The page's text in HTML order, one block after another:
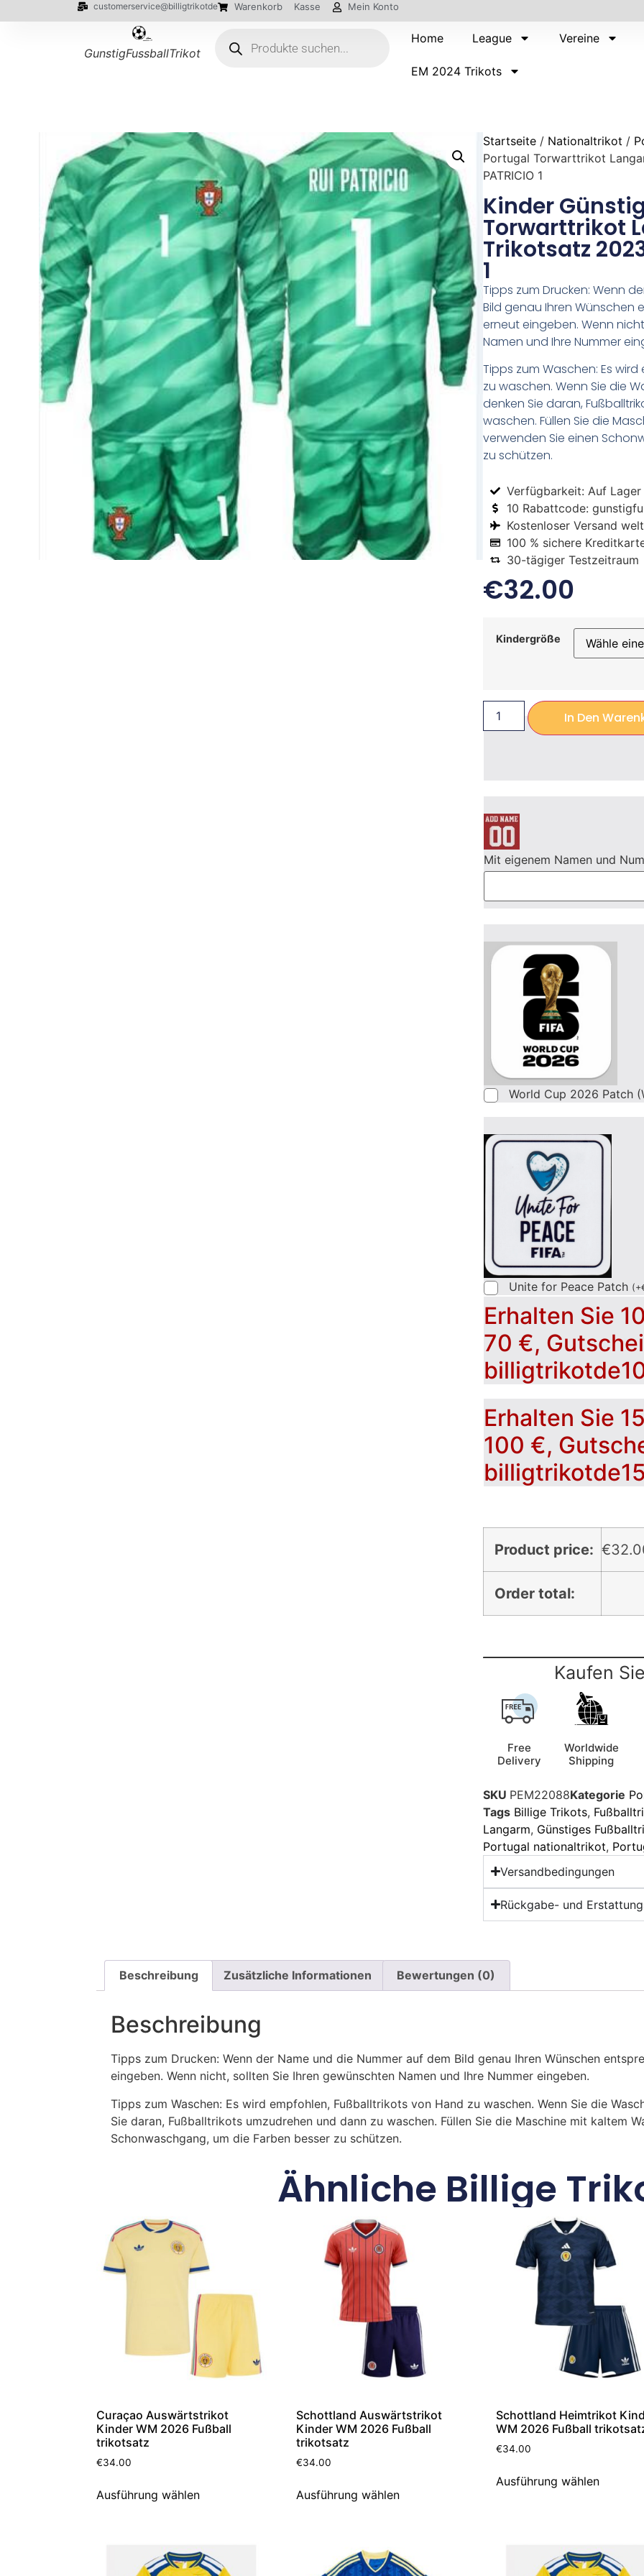
customerservice@billigtrikotde Warenkorb Kasse Mein Konto
GunstigFussballTrikot
Home League Vereine
EM 2024 Trikots
Startseite / Nationaltrikot /
Portugal Torwarttrikot
PATRICIO 1
Kinder
Torwarttrikot
Trikotsatz
1
Tipps zum Drucken: Wenn
Bild genau Ihren Wünschen
erneut eingeben. Wenn
Namen und Ihre Nummer
Tipps zum Waschen: Es
zu waschen. Wenn Sie die
denken Sie daran,
waschen. Füllen Sie die
verwenden Sie einen
zu schützen.
Verfügbarkeit: Auf Lager
10 Rabattcode:
Kostenloser Versand
100 % sichere
30-tägiger Testzeitraum
€32.00
Kindergröße
In Den
Mit eigenem Namen und
World Cup 2026 Patch
Unite for Peace Patch (+
Erhalten Sie
70 €,
Erhalten Sie
100 €,
billigtrikotde15
Product price: €
Order total:
Kaufen
Free
Delivery
Worldwide
Shipping
SKU PEM22088Kategorie
Tags Billige Trikots,
Langarm, Günstiges
Portugal nationaltrikot,
Versandbedingungen
Rückgabe- und
Beschreibung Zusätzliche Informationen Bewertungen (0)
Beschreibung
Tipps zum Drucken: Wenn der Name und die Nummer auf dem Bild genau Ihren Wünschen
eingeben. Wenn nicht, sollten Sie Ihren gewünschten Namen und Ihre Nummer eingeben.
Tipps zum Waschen: Es wird empfohlen, Fußballtrikots von Hand zu waschen. Wenn Sie die
Sie daran, Fußballtrikots umzudrehen und dann zu waschen. Füllen Sie die Maschine mit kaltem
Schonwaschgang, um die Farben besser zu schützen.
Ähnliche Billige
Curaçao Auswärtstrikot
Kinder WM 2026 Fußball
trikotsatz
€34.00
Ausführung wählen
Schottland Auswärtstrikot
Kinder WM 2026 Fußball
trikotsatz
€34.00
Ausführung wählen
Schottland Heimtrikot
WM 2026 Fußball
€34.00
Ausführung wählen